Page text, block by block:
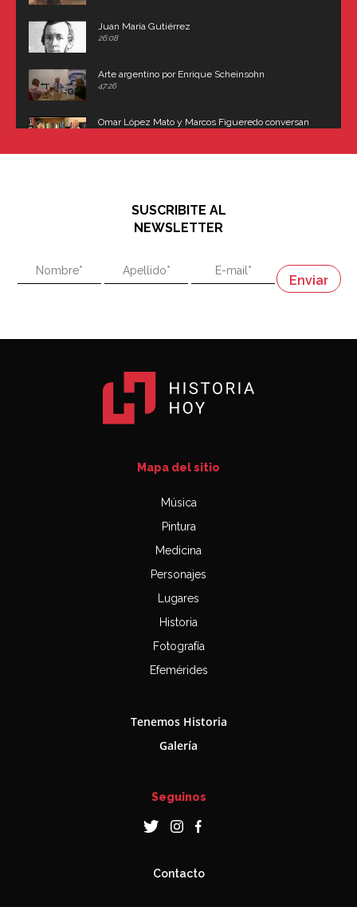
Juan María Gutiérrez
26:08
Arte argentino por Enrique Scheinsohn
47:26
Omar López Mato y Marcos Figueredo conversan
"En política, la estupidez no es una desventaja"
"En política, la estupidez no es una desventaja"
Napoleón
SUSCRIBITE AL
NEWSLETTER
Mapa del sitio
Música
Pintura
Medicina
Personajes
Lugares
Historia
Fotografía
Efemérides
Tenemos Historia
Galería
Seguinos
Contacto